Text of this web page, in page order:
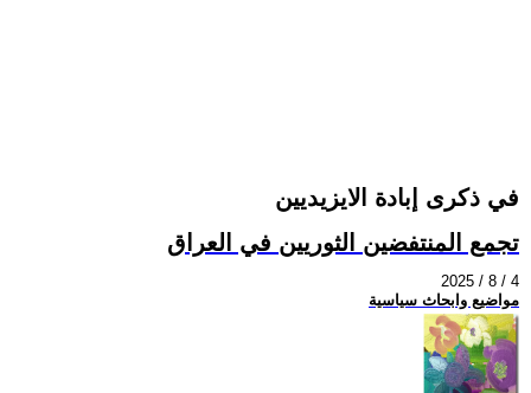
في ذكرى إبادة الايزيديين
تجمع المنتفضين الثوريين في العراق
2025 / 8 / 4
مواضيع وابحاث سياسية